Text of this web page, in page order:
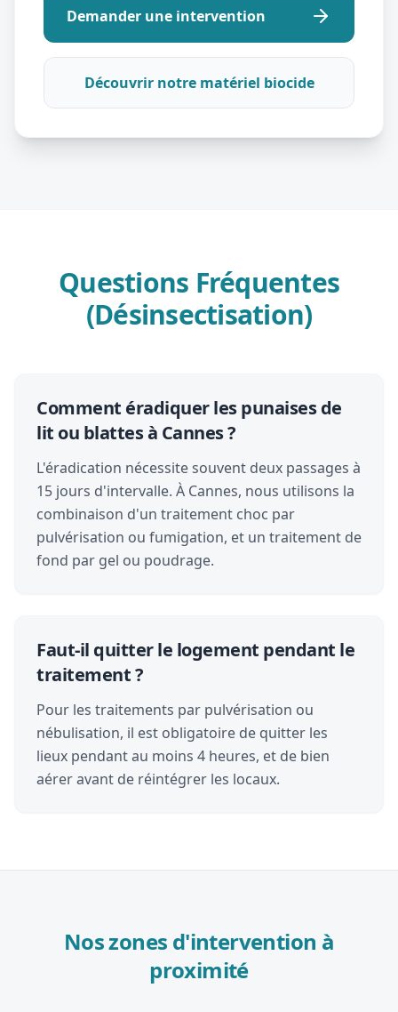
Demander une intervention
Découvrir notre matériel biocide
Questions Fréquentes
(Désinsectisation)
Comment éradiquer les punaises de
lit ou blattes à Cannes ?
L'éradication nécessite souvent deux passages à
15 jours d'intervalle. À Cannes, nous utilisons la
combinaison d'un traitement choc par
pulvérisation ou fumigation, et un traitement de
fond par gel ou poudrage.
Faut-il quitter le logement pendant le
traitement ?
Pour les traitements par pulvérisation ou
nébulisation, il est obligatoire de quitter les
lieux pendant au moins 4 heures, et de bien
aérer avant de réintégrer les locaux.
Nos zones d'intervention à
proximité